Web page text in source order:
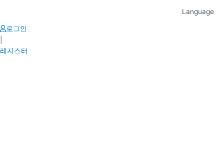
content
Language
로그인
레지스터